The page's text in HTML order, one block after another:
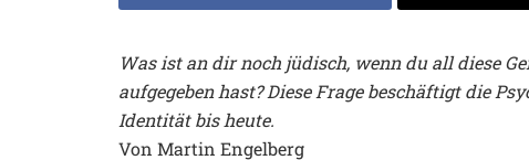
Was ist an dir noch jüdisch, wenn du all diese
aufgegeben hast? Diese Frage beschäftigt die
Identität bis heute.
Von Martin Engelberg